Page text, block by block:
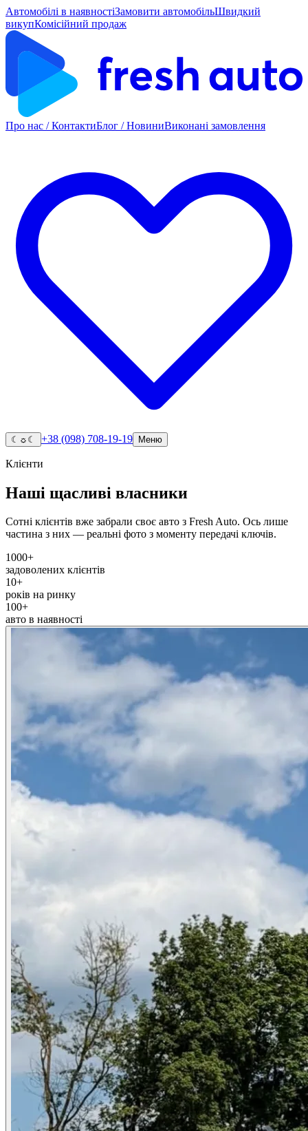
Автомобілі в наявностіЗамовити автомобільШвидкий
викупКомісійний продаж
Про нас / КонтактиБлог / НовиниВиконані замовлення
☾ ☼ ☾ +38 (098) 708-19-19 Меню
Клієнти
Наші щасливі власники
Сотні клієнтів вже забрали своє авто з Fresh Auto. Ось лише
частина з них — реальні фото з моменту передачі ключів.
1000+
задоволених клієнтів
10+
років на ринку
100+
авто в наявності